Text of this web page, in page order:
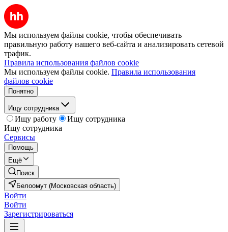
Мы используем файлы cookie, чтобы обеспечивать
правильную работу нашего веб-сайта и анализировать сетевой
трафик.
Правила использования файлов cookie
Мы используем файлы cookie. Правила использования
файлов cookie
Понятно
Ищу сотрудника
Ищу работу
Ищу сотрудника
Ищу сотрудника
Сервисы
Помощь
Ещё
Поиск
Белоомут (Московская область)
Войти
Войти
Зарегистрироваться